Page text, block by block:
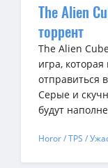
The Alien
торрент
The Alien
игра,
отправиться
Серые и
будут
Horor / TPS /